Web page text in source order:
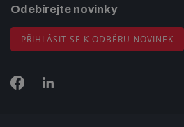
Odebírejte novinky
PŘIHLÁSIT SE K ODBĚRU NOVINEK